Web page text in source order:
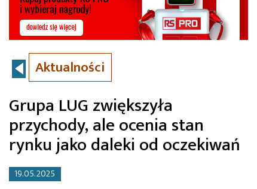
Aktualności
Grupa LUG zwiększyła
przychody, ale ocenia stan
rynku jako daleki od oczekiwań
19.05.2025